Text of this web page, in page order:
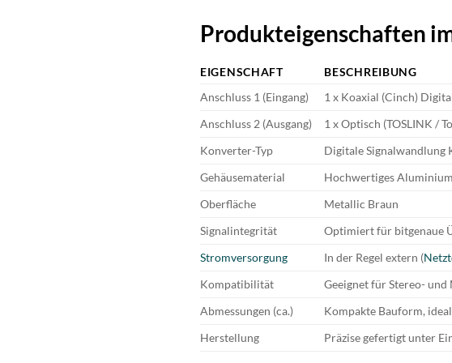
Produkteigenschaften
EIGENSCHAFT
BESCHREIBUNG
Anschluss 1 (Eingang)
1 x Koaxial (Cinch)
Anschluss 2 (Ausgang)
1 x Optisch (TOSLINK /
Konverter-Typ
Digitale Signalwandlung
Gehäusematerial
Hochwertiges Aluminium
Oberfläche
Metallic Braun
Signalintegrität
Optimiert für bitgenaue
Stromversorgung
In der Regel extern (
Kompatibilität
Geeignet für Stereo-
Abmessungen (ca.)
Kompakte Bauform,
Herstellung
Präzise gefertigt unter